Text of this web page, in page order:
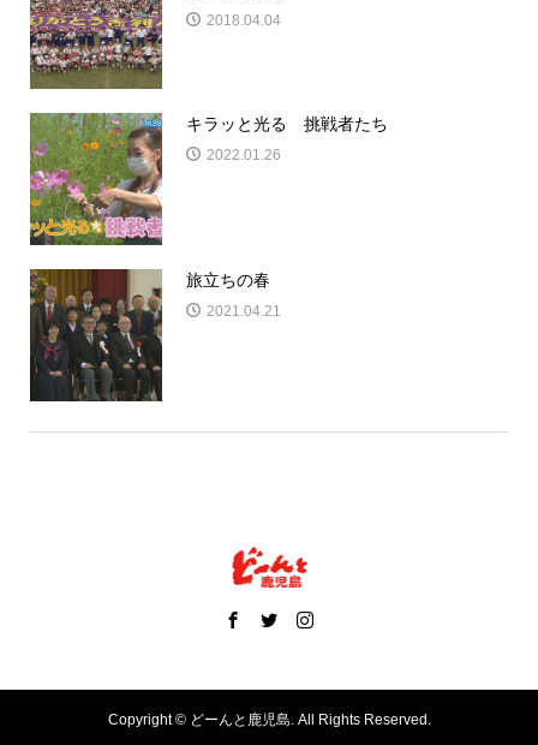
2018.04.04
キラッと光る 挑戦者たち
2022.01.26
旅立ちの春
2021.04.21
Copyright ©どーんと鹿児島. All Rights Reserved.